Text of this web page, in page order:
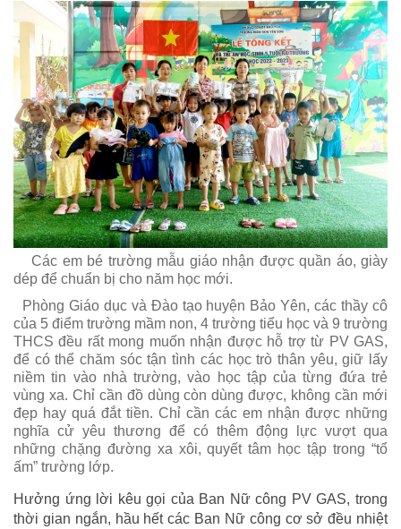
Các em bé trường mẫu giáo nhận được quần áo, giày
dép để chuẩn bị cho năm học mới.
Phòng Giáo dục và Đào tạo huyện Bảo Yên, các thầy cô
của 5 điểm trường mầm non, 4 trường tiểu học và 9 trường
THCS đều rất mong muốn nhận được hỗ trợ từ PV GAS,
để có thể chăm sóc tận tình các học trò thân yêu, giữ lấy
niềm tin vào nhà trường, vào học tập của từng đứa trẻ
vùng xa. Chỉ cần đồ dùng còn dùng được, không cần mới
đẹp hay quá đắt tiền. Chỉ cần các em nhận được những
nghĩa cử yêu thương để có thêm động lực vượt qua
những chặng đường xa xôi, quyết tâm học tập trong “tổ
ấm” trường lớp.
Hưởng ứng lời kêu gọi của Ban Nữ công PV GAS, trong
thời gian ngắn, hầu hết các Ban Nữ công cơ sở đều nhiệt